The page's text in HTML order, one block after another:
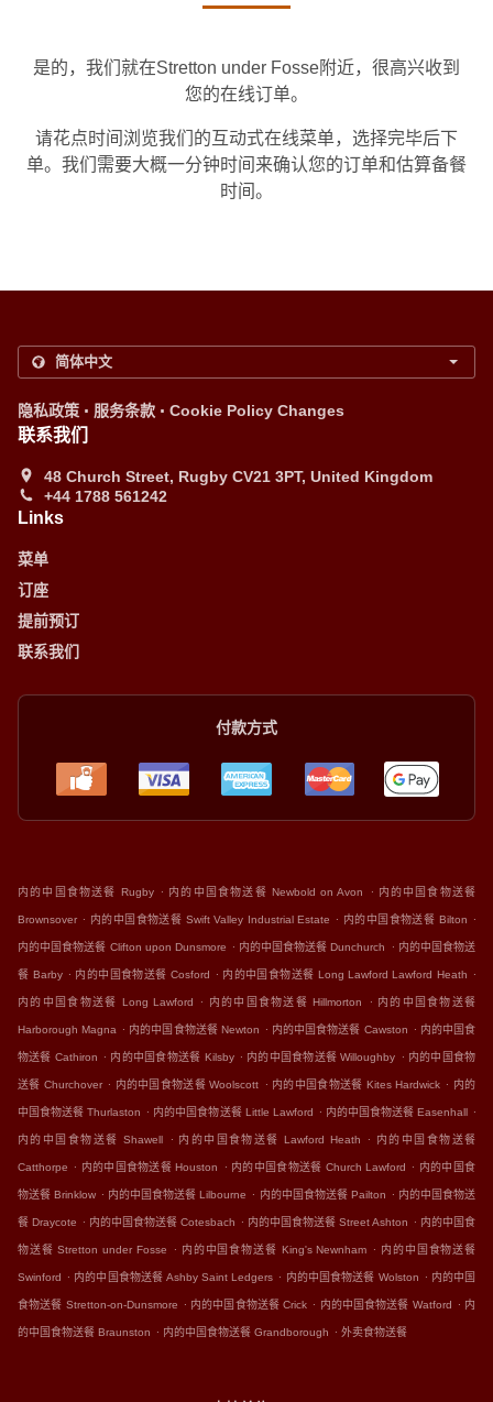
是的，我们就在Stretton under Fosse附近，很高兴收到
您的在线订单。
请花点时间浏览我们的互动式在线菜单，选择完毕后下
单。我们需要大概一分钟时间来确认您的订单和估算备餐
时间。
隐私政策 . 服务条款 . Cookie Policy Changes
联系我们
48 Church Street, Rugby CV21 3PT, United Kingdom
+44 1788 561242
Links
菜单
订座
提前预订
联系我们
付款方式
内的中国食物送餐 Rugby . 内的中国食物送餐 Newbold on Avon . 内的中国食物送餐
Brownsover . 内的中国食物送餐 Swift Valley Industrial Estate . 内的中国食物送餐 Bilton .
内的中国食物送餐 Clifton upon Dunsmore . 内的中国食物送餐 Dunchurch . 内的中国食物送
餐 Barby . 内的中国食物送餐 Cosford . 内的中国食物送餐 Long Lawford Lawford Heath .
内的中国食物送餐 Long Lawford . 内的中国食物送餐 Hillmorton . 内的中国食物送餐
Harborough Magna . 内的中国食物送餐 Newton . 内的中国食物送餐 Cawston . 内的中国食
物送餐 Cathiron . 内的中国食物送餐 Kilsby . 内的中国食物送餐 Willoughby . 内的中国食物
送餐 Churchover . 内的中国食物送餐 Woolscott . 内的中国食物送餐 Kites Hardwick . 内的
中国食物送餐 Thurlaston . 内的中国食物送餐 Little Lawford . 内的中国食物送餐 Easenhall .
内的中国食物送餐 Shawell . 内的中国食物送餐 Lawford Heath . 内的中国食物送餐
Catthorpe . 内的中国食物送餐 Houston . 内的中国食物送餐 Church Lawford . 内的中国食
物送餐 Brinklow . 内的中国食物送餐 Lilbourne . 内的中国食物送餐 Pailton . 内的中国食物送
餐 Draycote . 内的中国食物送餐 Cotesbach . 内的中国食物送餐 Street Ashton . 内的中国食
物送餐 Stretton under Fosse . 内的中国食物送餐 King's Newnham . 内的中国食物送餐
Swinford . 内的中国食物送餐 Ashby Saint Ledgers . 内的中国食物送餐 Wolston . 内的中国
食物送餐 Stretton-on-Dunsmore . 内的中国食物送餐 Crick . 内的中国食物送餐 Watford . 内
的中国食物送餐 Braunston . 内的中国食物送餐 Grandborough . 外卖食物送餐